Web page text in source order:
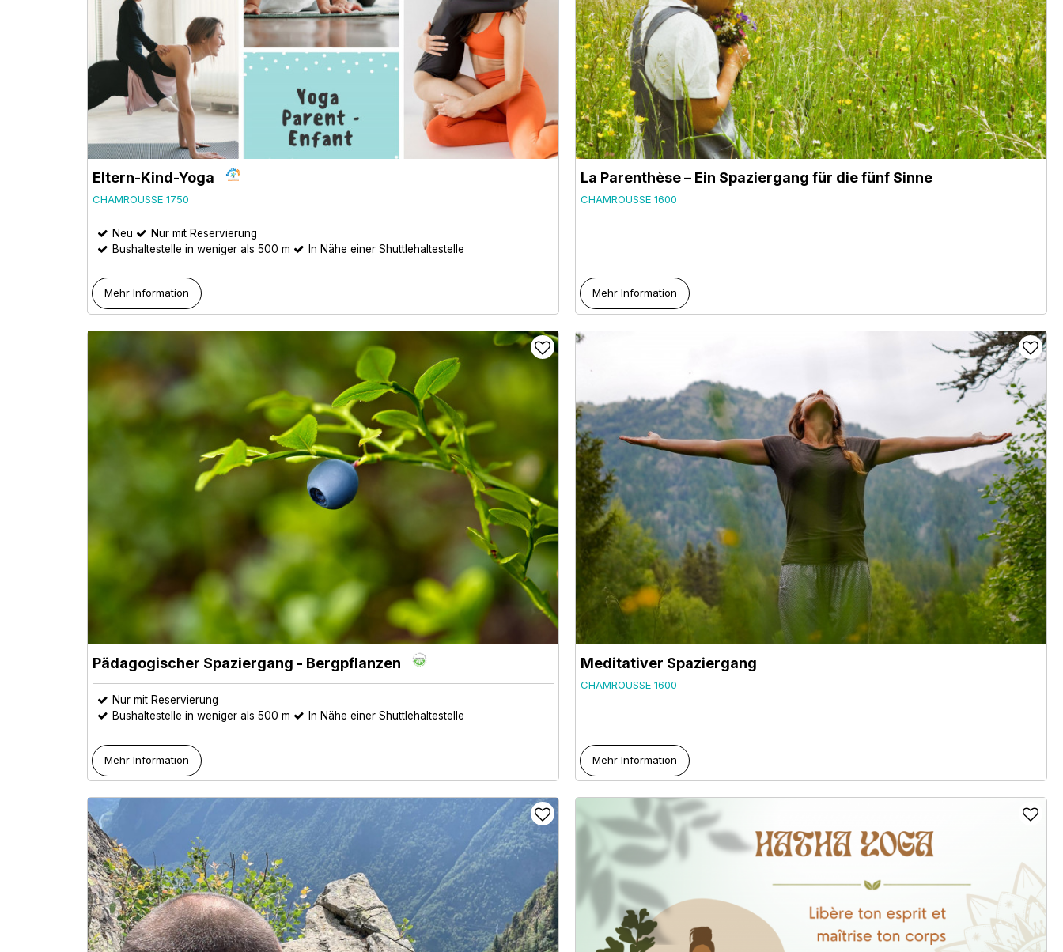
Eltern-Kind-Yoga
CHAMROUSSE 1750
Neu
Nur mit Reservierung
Bushaltestelle in weniger als 500 m
In Nähe einer Shuttlehaltestelle
Mehr Information
La Parenthèse – Ein Spaziergang für die fünf Sinne
CHAMROUSSE 1600
Mehr Information
Pädagogischer Spaziergang - Bergpflanzen
Nur mit Reservierung
Bushaltestelle in weniger als 500 m
In Nähe einer Shuttlehaltestelle
Mehr Information
Meditativer Spaziergang
CHAMROUSSE 1600
Mehr Information